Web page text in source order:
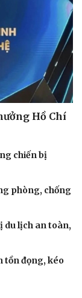
Hồ Chí
chiến bị
phòng, chống
du lịch an toàn,
tồn đọng, kéo